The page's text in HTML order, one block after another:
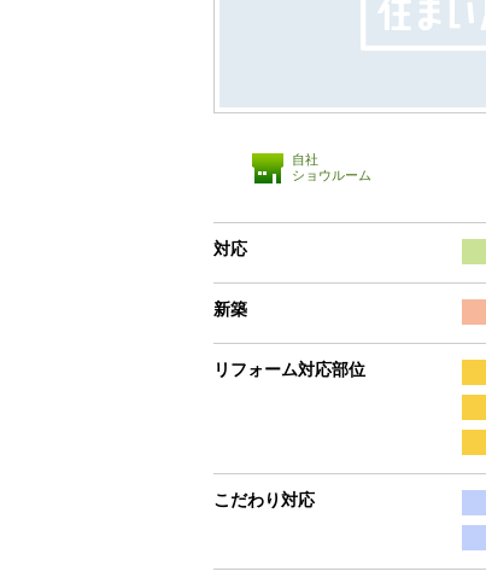
自社
ショウルーム
対応
新築
リフォーム対応部位
こだわり対応